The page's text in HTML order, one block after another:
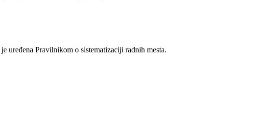
uređena Pravilnikom o sistematizaciji radnih mesta.